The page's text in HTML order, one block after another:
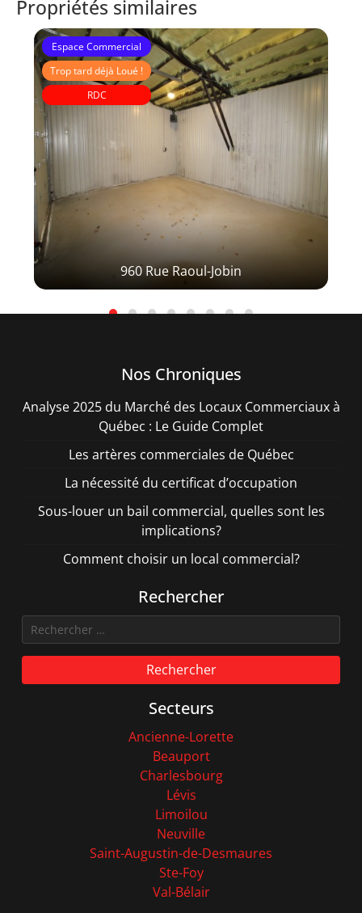
Propriétés similaires
960 Rue Raoul-Jobin
Espace Commercial
Trop tard déjà Loué !
RDC
Nos Chroniques
Analyse 2025 du Marché des Locaux Commerciaux à
Québec : Le Guide Complet
Les artères commerciales de Québec
La nécessité du certificat d’occupation
Sous-louer un bail commercial, quelles sont les
implications?
Comment choisir un local commercial?
Rechercher
Rechercher
Secteurs
Ancienne-Lorette
Beauport
Charlesbourg
Lévis
Limoilou
Neuville
Saint-Augustin-de-Desmaures
Ste-Foy
Val-Bélair